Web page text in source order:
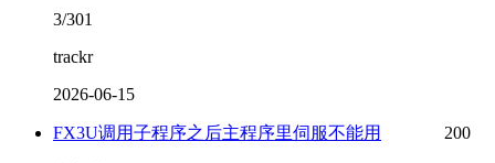
3/301
trackr
2026-06-15
FX3U调用子程序之后主程序里伺服不能用 200